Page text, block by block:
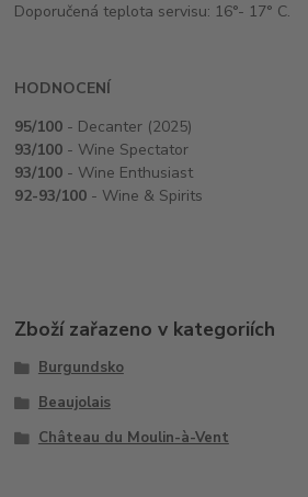
Doporučená teplota servisu: 16°- 17° C.
HODNOCENÍ
95/100 - Decanter (2025)
93/100 - Wine Spectator
93/100 - Wine Enthusiast
92-93/100 - Wine & Spirits
Zboží zařazeno v kategoriích
Burgundsko
Beaujolais
Château du Moulin-à-Vent